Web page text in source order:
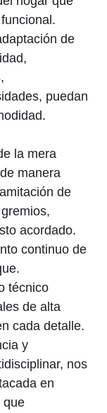
de
puedan
la mera
manera
de
acordado.
continuo de
técnico
de alta
cada detalle.
y
nos
en
que